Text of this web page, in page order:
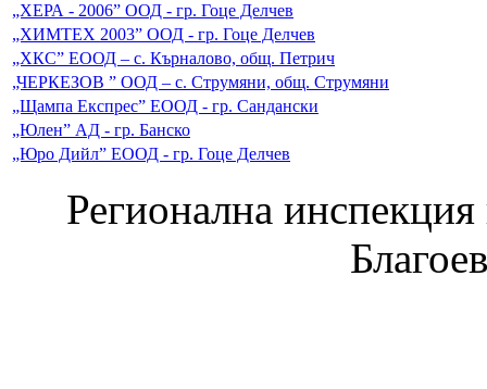
„ХЕРА - 2006” ООД - гр. Гоце Делчев
„ХИМТЕХ 2003” ООД - гр. Гоце Делчев
„ХКС” ЕООД – с. Кърналово, общ. Петрич
„ЧЕРКЕЗОВ ” ООД – с. Струмяни, общ. Струмяни
„Щампа Експрес” ЕООД - гр. Сандански
„Юлен” АД - гр. Банско
„Юро Дийл” ЕООД - гр. Гоце Делчев
Регионална